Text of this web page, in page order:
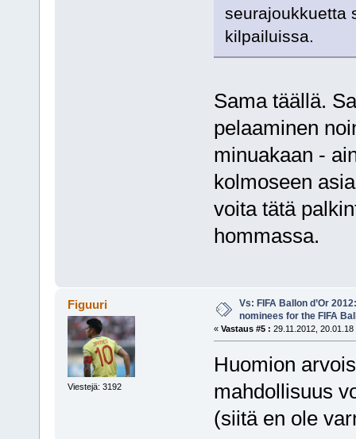
seurajoukkuetta
kilpailuissa.
Sama täällä.
pelaaminen
minuakaan -
kolmoseen
voita tätä
hommassa.
Figuuri
Viestejä: 3192
Vs: FIFA Ballon d’Or
nominees for the FIFA
« Vastaus #5 : 29.11.2012, 20.01.18
Huomion
mahdollisuus
(siitä en ole